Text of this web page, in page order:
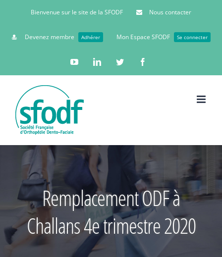
Bienvenue sur le site de la SFODF Nous contacter
Devenez membre Adhérer Mon Espace SFODF Se connecter
YouTubeLinkedinTwitter
Remplacement ODF à
Challans 4e trimestre 2020